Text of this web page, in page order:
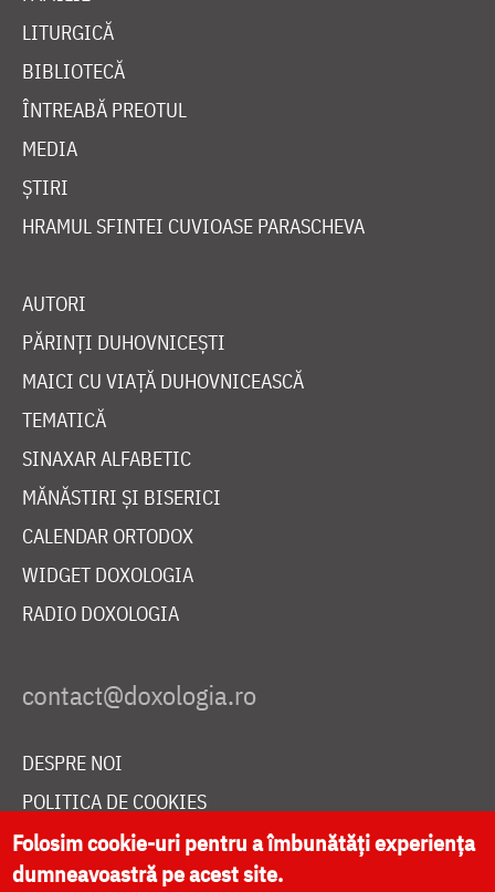
LITURGICĂ
BIBLIOTECĂ
ÎNTREABĂ PREOTUL
MEDIA
ȘTIRI
HRAMUL SFINTEI CUVIOASE PARASCHEVA
AUTORI
PĂRINȚI DUHOVNICEȘTI
MAICI CU VIAȚĂ DUHOVNICEASCĂ
TEMATICĂ
SINAXAR ALFABETIC
MĂNĂSTIRI ȘI BISERICI
CALENDAR ORTODOX
WIDGET DOXOLOGIA
RADIO DOXOLOGIA
DESPRE NOI
POLITICA DE COOKIES
DONEAZĂ ONLINE PENTRU CATEDRALA NAȚIONALĂ
Folosim cookie-uri pentru a îmbunătăți experiența
dumneavoastră pe acest site.